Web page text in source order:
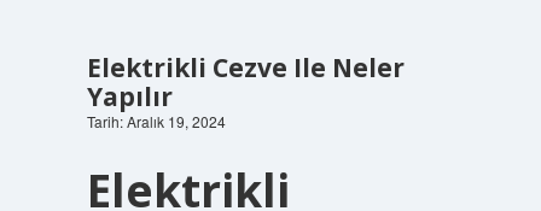
Elektrikli Cezve Ile Neler
Yapılır
Tarih: Aralık 19, 2024
Elektrikli